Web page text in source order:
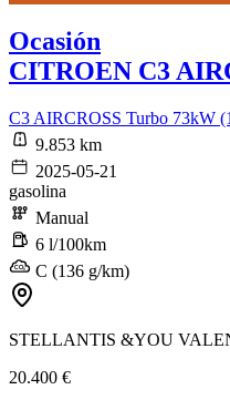
Ocasión
CITROEN C3
C3 AIRCROSS Turbo 73kW
9.853 km
2025-05-21
gasolina
Manual
6 l/100km
C (136 g/km)
STELLANTIS &YOU
20.400 €